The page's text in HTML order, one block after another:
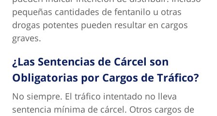
pequeñas cantidades de fentanilo u otras
drogas potentes pueden resultar en cargos
graves.
¿Las Sentencias de Cárcel son
Obligatorias por Cargos de Tráfico?
No siempre. El tráfico intentado no lleva
sentencia mínima de cárcel. Otros cargos de